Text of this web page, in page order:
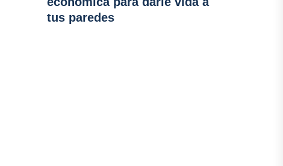
tus paredes